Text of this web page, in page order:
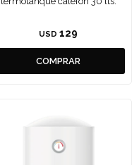
USD 129